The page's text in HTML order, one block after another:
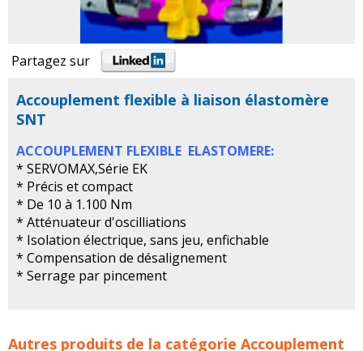
Partagez sur
Accouplement flexible à liaison élastomère
SNT
ACCOUPLEMENT FLEXIBLE ELASTOMERE:
* SERVOMAX,Série EK
* Précis et compact
* De 10 à 1.100 Nm
* Atténuateur d'oscilliations
* Isolation électrique, sans jeu, enfichable
* Compensation de désalignement
* Serrage par pincement
Accouplement flexible à liaison élastomère SNT concerne
Autres produits de la catégorie Accouplement